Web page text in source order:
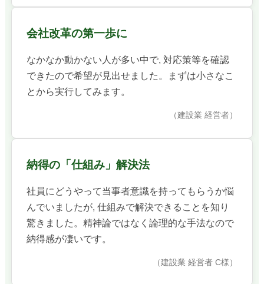
会社改革の第一歩に
なかなか動かない人が多い中で, 対応策等を確認
できたので希望が見出せました。まずは小さなこ
とから実行してみます。
（建設業 経営者）
納得の「仕組み」解決法
社員にどうやって当事者意識を持ってもらうか悩
んでいましたが, 仕組みで解決できることを知り
驚きました。精神論ではなく論理的な手法なので
納得感が凄いです。
（建設業 経営者 C様）